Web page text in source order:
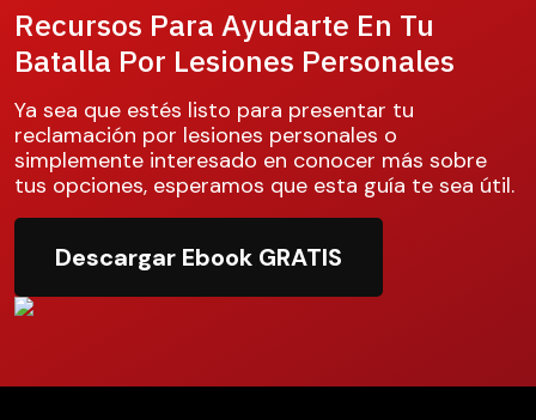
Recursos Para Ayudarte En Tu
Batalla Por Lesiones Personales
Ya sea que estés listo para presentar tu
reclamación por lesiones personales o
simplemente interesado en conocer más sobre
tus opciones, esperamos que esta guía te sea útil.
Descargar Ebook GRATIS